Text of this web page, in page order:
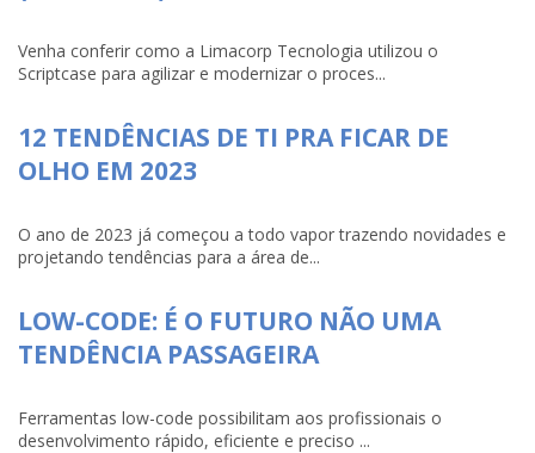
Venha conferir como a Limacorp Tecnologia utilizou o
Scriptcase para agilizar e modernizar o proces...
12 TENDÊNCIAS DE TI PRA FICAR DE
OLHO EM 2023
O ano de 2023 já começou a todo vapor trazendo novidades e
projetando tendências para a área de...
LOW-CODE: É O FUTURO NÃO UMA
TENDÊNCIA PASSAGEIRA
Ferramentas low-code possibilitam aos profissionais o
desenvolvimento rápido, eficiente e preciso ...